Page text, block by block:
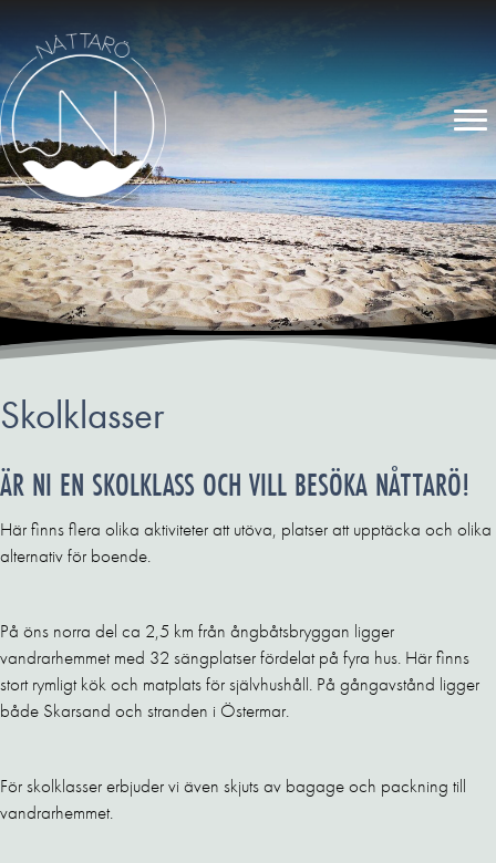
Skolklasser
ÄR NI EN SKOLKLASS OCH VILL BESÖKA NÅTTARÖ!
Här finns flera olika aktiviteter att utöva, platser att upptäcka och olika
alternativ för boende.
På öns norra del ca 2,5 km från ångbåtsbryggan ligger
vandrarhemmet med 32 sängplatser fördelat på fyra hus. Här finns
stort rymligt kök och matplats för självhushåll. På gångavstånd ligger
både Skarsand och stranden i Östermar.
För skolklasser erbjuder vi även skjuts av bagage och packning till
vandrarhemmet.